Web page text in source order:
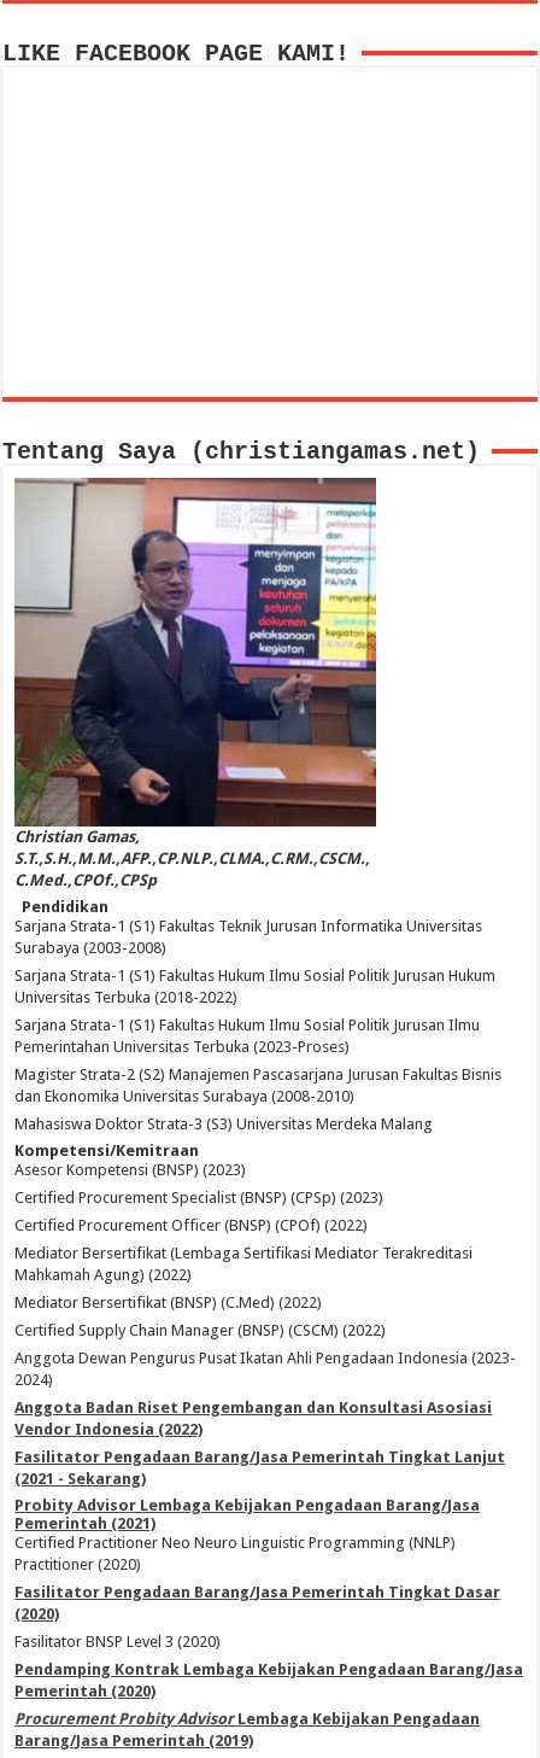
LIKE FACEBOOK PAGE KAMI!
Tentang Saya (christiangamas.net)
Christian Gamas,
S.T.,S.H.,M.M.,AFP.,CP.NLP.,CLMA.,C.RM.,CSCM.,
C.Med.,CPOf.,CPSp
Pendidikan
Sarjana Strata-1 (S1) Fakultas Teknik Jurusan Informatika Universitas
Surabaya (2003-2008)
Sarjana Strata-1 (S1) Fakultas Hukum Ilmu Sosial Politik Jurusan Hukum
Universitas Terbuka (2018-2022)
Sarjana Strata-1 (S1) Fakultas Hukum Ilmu Sosial Politik Jurusan Ilmu
Pemerintahan Universitas Terbuka (2023-Proses)
Magister Strata-2 (S2) Manajemen Pascasarjana Jurusan Fakultas Bisnis
dan Ekonomika Universitas Surabaya (2008-2010)
Mahasiswa Doktor Strata-3 (S3) Universitas Merdeka Malang
Kompetensi/Kemitraan
Asesor Kompetensi (BNSP) (2023)
Certified Procurement Specialist (BNSP) (CPSp) (2023)
Certified Procurement Officer (BNSP) (CPOf) (2022)
Mediator Bersertifikat (Lembaga Sertifikasi Mediator Terakreditasi
Mahkamah Agung) (2022)
Mediator Bersertifikat (BNSP) (C.Med) (2022)
Certified Supply Chain Manager (BNSP) (CSCM) (2022)
Anggota Dewan Pengurus Pusat Ikatan Ahli Pengadaan Indonesia (2023-
2024)
Anggota Badan Riset Pengembangan dan Konsultasi Asosiasi
Vendor Indonesia (2022)
Fasilitator Pengadaan Barang/Jasa Pemerintah Tingkat Lanjut
(2021 - Sekarang)
Probity Advisor Lembaga Kebijakan Pengadaan Barang/Jasa
Pemerintah (2021)
Certified Practitioner Neo Neuro Linguistic Programming (NNLP)
Practitioner (2020)
Fasilitator Pengadaan Barang/Jasa Pemerintah Tingkat Dasar
(2020)
Fasilitator BNSP Level 3 (2020)
Pendamping Kontrak Lembaga Kebijakan Pengadaan Barang/Jasa
Pemerintah (2020)
Procurement Probity Advisor Lembaga Kebijakan Pengadaan
Barang/Jasa Pemerintah (2019)